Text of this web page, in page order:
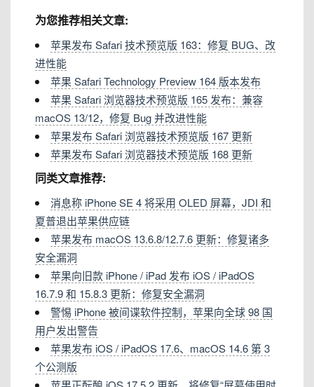
为您推荐相关文章:
苹果发布 Safari 技术预览版 163：修复 BUG、改
进性能
苹果 Safari Technology Preview 164 版本发布
苹果 Safari 浏览器技术预览版 165 发布：兼容
macOS 13/12，修复 Bug 并改进性能
苹果发布 Safari 浏览器技术预览版 167 更新
苹果发布 Safari 浏览器技术预览版 168 更新
同类文章推荐:
消息称 iPhone SE 4 将采用 OLED 屏幕，JDI 和
夏普退出苹果供应链
苹果发布 macOS 13.6.8/12.7.6 更新：修复诸多
安全漏洞
苹果向旧款 iPhone / iPad 发布 iOS / iPadOS
16.7.9 和 15.8.3 更新：修复安全漏洞
警惕 iPhone 被间谍软件控制，苹果向全球 98 国
用户发出警告
苹果发布 iOS / iPadOS 17.6、macOS 14.6 第 3
个公测版